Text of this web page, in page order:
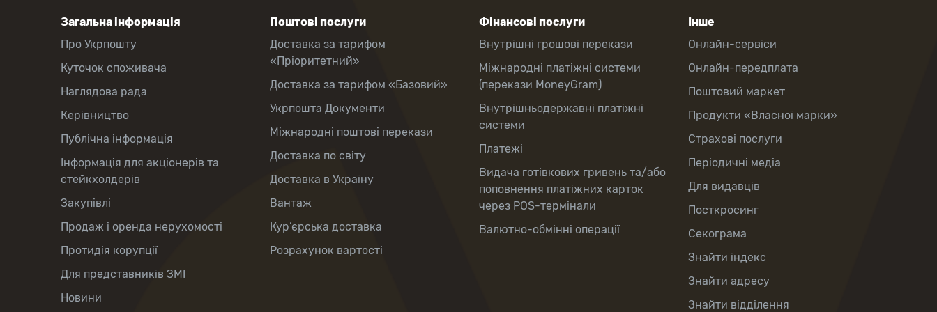
Загальна інформація
Про Укрпошту
Куточок споживача
Наглядова рада
Керівництво
Публічна інформація
Інформація для акціонерів та
стейкхолдерів
Закупівлі
Продаж і оренда нерухомості
Протидія корупції
Для представників ЗМІ
Новини
Поштові послуги
Доставка за тарифом
«Пріоритетний»
Доставка за тарифом «Базовий»
Укрпошта Документи
Міжнародні поштові перекази
Доставка по світу
Доставка в Україну
Вантаж
Кур’єрська доставка
Розрахунок вартості
Фінансові послуги
Внутрішні грошові перекази
Міжнародні платіжні системи
(перекази MoneyGram)
Внутрішньодержавні платіжні
системи
Платежі
Видача готівкових гривень та/або
поповнення платіжних карток
через POS-термінали
Валютно-обмінні операції
Інше
Онлайн-сервіси
Онлайн-передплата
Поштовий маркет
Продукти «Власної марки»
Страхові послуги
Періодичні медіа
Для видавців
Посткросинг
Секограма
Знайти індекс
Знайти адресу
Знайти відділення